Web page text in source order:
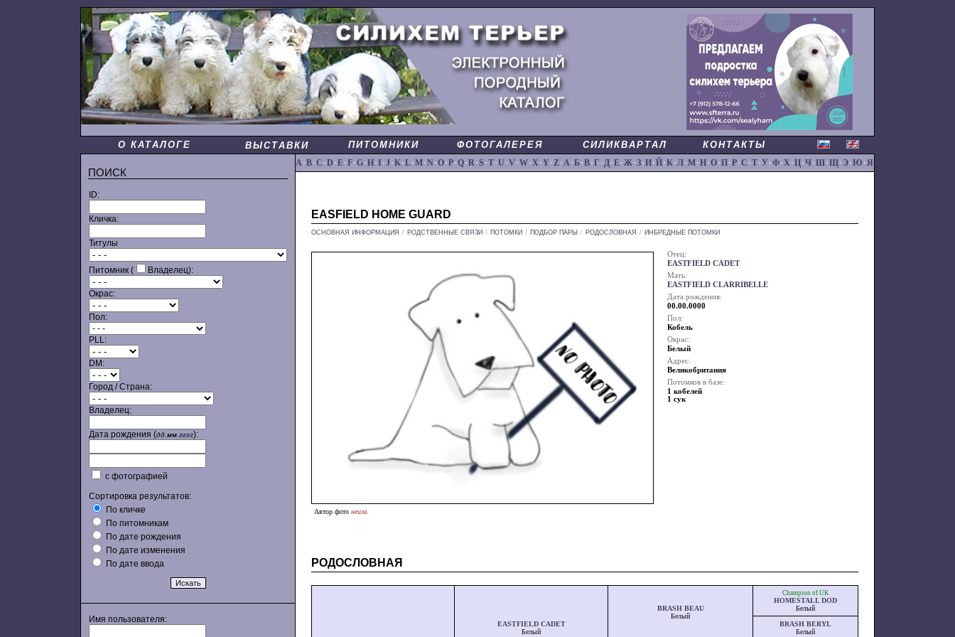
О КАТАЛОГЕ ВЫСТАВКИ ПИТОМНИКИ ФОТОГАЛЕРЕЯ СИЛИКВАРТАЛ КОНТАКТЫ
ПОИСК
ID:
Кличка:
Титулы
Питомник ( Владелец):
Окрас:
Пол:
PLL:
DM:
Город / Страна:
Владелец:
Дата рождения (дд.мм.гггг):
с фотографией
Сортировка результатов:
По кличке
По питомникам
По дате рождения
По дате изменения
По дате ввода
Имя пользователя:
A·B·C ·D ·E·F·G·H·I ·J·K·L·M·N·O·P·Q·R·S ·T·U ·V·W·X·Y ·Z·А·Б·В·Г ·Д·Е·Ж·З·И·Й·К·Л·М·Н·О·П·Р·С ·Т·У·Ф·Х·Ц·Ч·Ш·Щ· Э·Ю ·Я
EASFIELD HOME GUARD
ОСНОВНАЯ ИНФОРМАЦИЯ / РОДСТВЕННЫЕ СВЯЗИ / ПОТОМКИ / ПОДБОР ПАРЫ / РОДОСЛОВНАЯ / ИНБРЕДНЫЕ ПОТОМКИ
Автор фото неизв.
Отец:
EASTFIELD CADET
Мать:
EASTFIELD CLARRIBELLE
Дата рождения:
00.00.0000
Пол:
Кобель
Окрас:
Белый
Адрес:
Великобритания
Потомков в базе:
1 кобелей
1 сук
РОДОСЛОВНАЯ
EASTFIELD CADET
Белый
BRASH BEAU
Белый
Champion of UK
HOMESTALL DOD
Белый
BRASH BERYL
Белый